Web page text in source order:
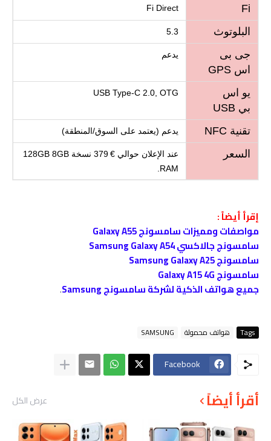
Fi
Fi Direct
البلوتوث 5.3
جى بى
اس GPS
يدعم
يو اس
بي USB
USB Type-C 2.0, OTG
تقنية NFC يدعم (يعتمد على السوق/المنطقة)
السعر
عند الإعلان حوالي € 379 نسخة 128GB 8GB
RAM.
إقرأ أيضاً :
مواصفات ومميزات سامسونج Galaxy A55
سامسونج جالاكسي Samsung Galaxy A54
سامسونج Samsung Galaxy A25
سامسونج Galaxy A15 4G
جميع هواتف الذكية لشركة سامسونج Samsung
.
Tags هواتف محمولة SAMSUNG
Facebook
أقرأ أيضاً عرض الكل